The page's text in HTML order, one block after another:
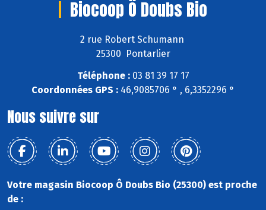
Biocoop Ô Doubs Bio
2 rue Robert Schumann
25300 Pontarlier
Téléphone :03 81 39 17 17
Coordonnées GPS : 46,9085706 ° , 6,3352296 °
Nous suivre sur
Votre magasin Biocoop Ô Doubs Bio (25300) est proche
de :